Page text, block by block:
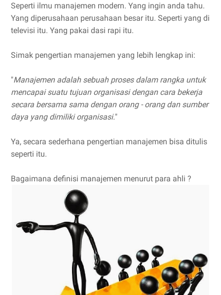
Seperti ilmu manajemen modern. Yang ingin anda tahu.
Yang diperusahaan perusahaan besar itu. Seperti yang di
televisi itu. Yang pakai dasi rapi itu.
Simak pengertian manajemen yang lebih lengkap ini:
"Manajemen adalah sebuah proses dalam rangka untuk
mencapai suatu tujuan organisasi dengan cara bekerja
secara bersama sama dengan orang - orang dan sumber
daya yang dimiliki organisasi."
Ya, secara sederhana pengertian manajemen bisa ditulis
seperti itu.
Bagaimana definisi manajemen menurut para ahli ?